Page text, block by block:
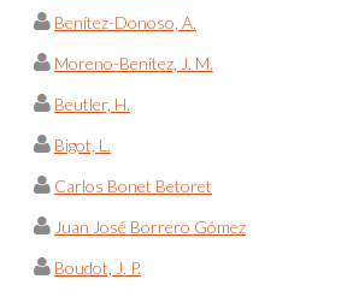
Benítez-Donoso, A.
Moreno-Benítez, J. M.
Beutler, H.
Bigot, L.
Carlos Bonet Betoret
Juan José Borrero Gómez
Boudot, J. P.